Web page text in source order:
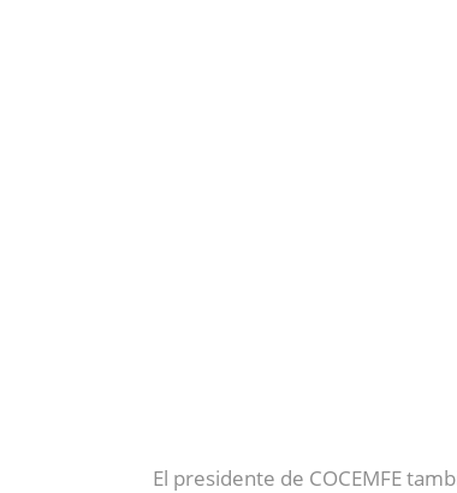
El presidente de COCEMFE